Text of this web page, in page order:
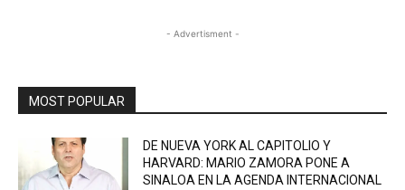
- Advertisment -
MOST POPULAR
DE NUEVA YORK AL CAPITOLIO Y
HARVARD: MARIO ZAMORA PONE A
SINALOA EN LA AGENDA INTERNACIONAL